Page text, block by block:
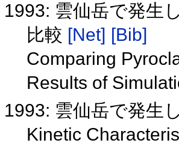
1993: 雲仙岳で発生
比較 [Net] [Bib]
Comparing
Results of
1993: 雲仙岳で発生
Kinetic